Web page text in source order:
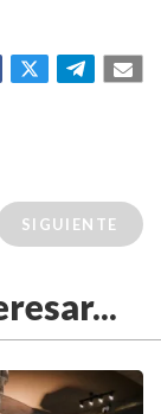
SIGUIENTE